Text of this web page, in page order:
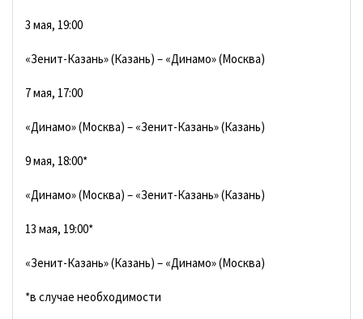
3 мая, 19:00
«Зенит-Казань» (Казань) – «Динамо» (Москва)
7 мая, 17:00
«Динамо» (Москва) – «Зенит-Казань» (Казань)
9 мая, 18:00*
«Динамо» (Москва) – «Зенит-Казань» (Казань)
13 мая, 19:00*
«Зенит-Казань» (Казань) – «Динамо» (Москва)
*в случае необходимости